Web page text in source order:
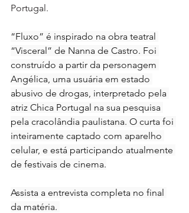
Portugal.
“Fluxo” é inspirado na obra teatral
“Visceral” de Nanna de Castro. Foi
construído a partir da personagem
Angélica, uma usuária em estado
abusivo de drogas, interpretado pela
atriz Chica Portugal na sua pesquisa
pela cracolândia paulistana. O curta foi
inteiramente captado com aparelho
celular, e está participando atualmente
de festivais de cinema.
Assista a entrevista completa no final
da matéria.